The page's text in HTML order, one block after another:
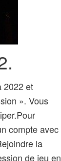
2022 et
». Vous
compte avec
la
de jeu en